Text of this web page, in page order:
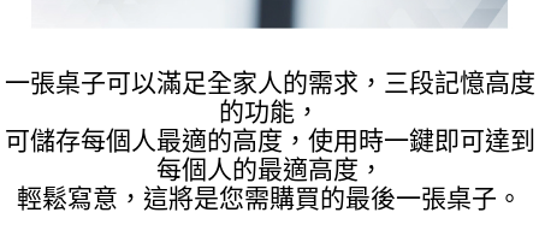
一張桌子可以滿足全家人的需求，三段記憶高度
的功能，
可儲存每個人最適的高度，使用時一鍵即可達到
每個人的最適高度，
輕鬆寫意，這將是您需購買的最後一張桌子。